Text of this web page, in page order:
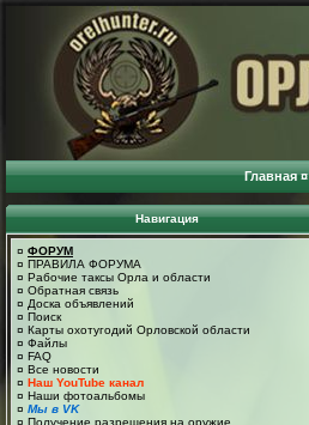
Главная ¤
Навигация
¤ ФОРУМ
¤ ПРАВИЛА ФОРУМА
¤ Рабочие таксы Орла и области
¤ Обратная связь
¤ Доска объявлений
¤ Поиск
¤ Карты охотугодий Орловской области
¤ Файлы
¤ FAQ
¤ Все новости
¤ Наш YouTube канал
¤ Наши фотоальбомы
¤ Мы в VK
¤ Получение разрешения на оружие